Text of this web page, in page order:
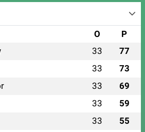
O P
33 77
33 73
33 69
33 59
33 55